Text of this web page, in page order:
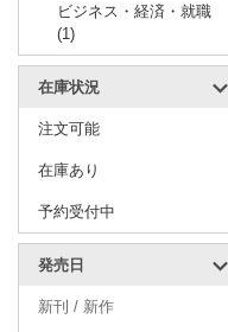
ビジネス・経済・就職
(1)
在庫状況
注文可能
在庫あり
予約受付中
発売日
新刊 / 新作